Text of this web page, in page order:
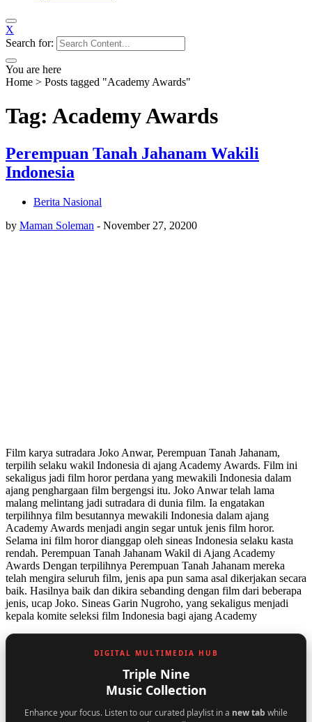
X
Search for:
You are here
Home > Posts tagged "Academy Awards"
Tag: Academy Awards
Perempuan Tanah Jahanam Wakili
Indonesia
Berita Nasional
by Maman Soleman - November 27, 20200
Film karya sutradara Joko Anwar, Perempuan Tanah Jahanam,
terpilih selaku wakil Indonesia di ajang Academy Awards. Film ini
sekaligus jadi film horor perdana yang mewakili Indonesia dalam
ajang penghargaan film bergengsi itu. Joko Anwar telah lama
malang melintang jadi sutradara di dunia film. Ia engatakan
terpilihnya film besutannya mewakili Indonesia dalam ajang
Academy Awards menjadi angin segar untuk jenis film horor.
Selama ini film horor dianggap oleh sineas Indonesia selaku kasta
rendah. Perempuan Tanah Jahanam Wakil di Ajang Academy
Awards Dengan terpilihnya Perempuan Tanah Jahanam mereka
telah mengira seluruh film, jenis apa pun sama asal dikerjakan secara
baik. Hasilnya baik dan dikira sebanding dengan film dari beberapa
jenis, ucap Joko. Sineas Garin Nugroho, yang sekaligus menjadi
kepala komite seleksi film Indonesia bagi ajang Academy
DIGITAL MULTIMEDIA HUB
Triple Nine
Music Collection
Enhance your focus. Listen to our curated playlist in a new tab while